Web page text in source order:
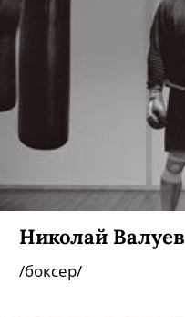
Николай Валуев
/боксер/